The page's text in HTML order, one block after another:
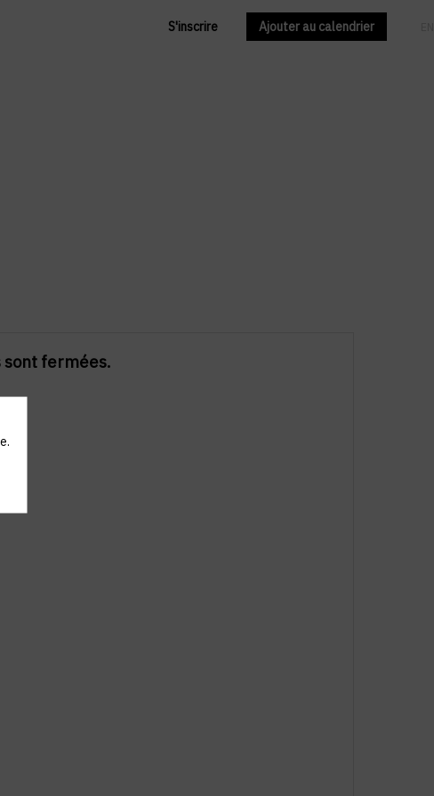
S'inscrire Ajouter au calendrier
sont fermées.